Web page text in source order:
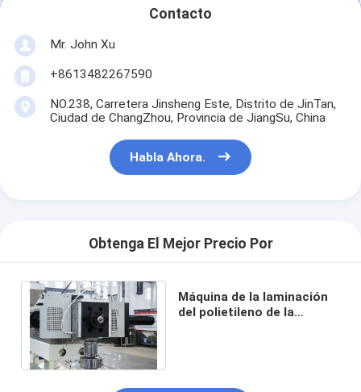
Viaje de la fábrica
Control de calidad
Éntrenos en contacto con
máquina que lamina de la película
máquina plástica de la laminación
Máquina de la laminación de la capa
Contacto
Mr. John Xu
+8613482267590
NO.238, Carretera Jinsheng Este, Distrito de JinTan,
Ciudad de ChangZhou, Provincia de JiangSu, China
Habla Ahora.
Obtenga El Mejor Precio Por
Máquina de la laminación
del polietileno de la